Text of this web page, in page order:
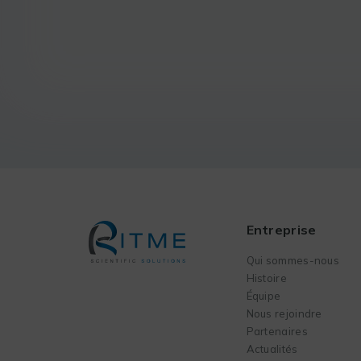
Entreprise
Qui sommes-nous
Histoire
Équipe
Nous rejoindre
Partenaires
Actualités